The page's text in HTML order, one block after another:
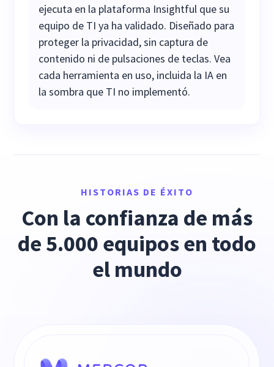
ejecuta en la plataforma Insightful que su
equipo de TI ya ha validado. Diseñado para
proteger la privacidad, sin captura de
contenido ni de pulsaciones de teclas. Vea
cada herramienta en uso, incluida la IA en
la sombra que TI no implementó.
HISTORIAS DE ÉXITO
Con la confianza de más
de 5.000 equipos en todo
el mundo